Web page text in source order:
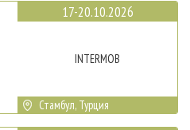
17-20.10.2026
INTERMOB
Стамбул, Турция